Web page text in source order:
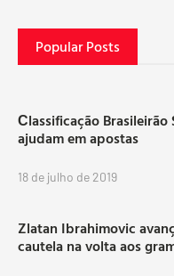
Popular Posts
Сlassificação
ajudam em apostas
18 de julho de 2019
Zlatan Ibrahimovic
cautela na volta aos